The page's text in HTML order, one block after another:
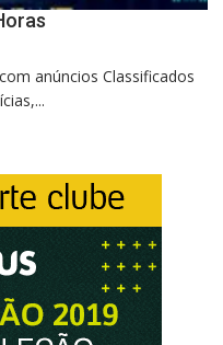
anúncios Classificados